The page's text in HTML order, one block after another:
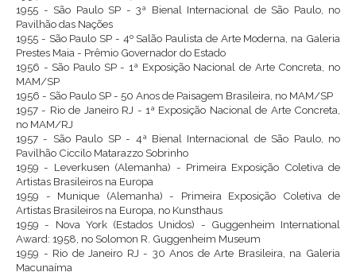
1955 - São Paulo SP - 3ª Bienal Internacional de São Paulo, no
Pavilhão das Nações
1955 - São Paulo SP - 4º Salão Paulista de Arte Moderna, na Galeria
Prestes Maia - Prêmio Governador do Estado
1956 - São Paulo SP - 1ª Exposição Nacional de Arte Concreta, no
MAM/SP
1956 - São Paulo SP - 50 Anos de Paisagem Brasileira, no MAM/SP
1957 - Rio de Janeiro RJ - 1ª Exposição Nacional de Arte Concreta,
no MAM/RJ
1957 - São Paulo SP - 4ª Bienal Internacional de São Paulo, no
Pavilhão Ciccilo Matarazzo Sobrinho
1959 - Leverkusen (Alemanha) - Primeira Exposição Coletiva de
Artistas Brasileiros na Europa
1959 - Munique (Alemanha) - Primeira Exposição Coletiva de
Artistas Brasileiros na Europa, no Kunsthaus
1959 - Nova York (Estados Unidos) - Guggenheim International
Award: 1958, no Solomon R. Guggenheim Museum
1959 - Rio de Janeiro RJ - 30 Anos de Arte Brasileira, na Galeria
Macunaíma